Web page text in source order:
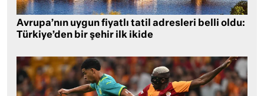
Avrupa’nın uygun fiyatlı tatil adresleri belli oldu:
Türkiye’den bir şehir ilk ikide